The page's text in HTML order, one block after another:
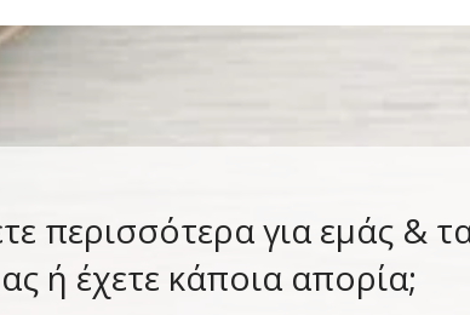
περισσότερα για εμάς &
ή έχετε κάποια απορία;